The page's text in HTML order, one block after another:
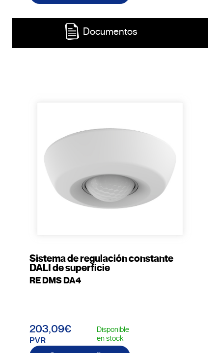
Documentos
Sistema de regulación constante
DALI de superficie
RE DMS DA4
203,09€
PVR
Disponible
en stock